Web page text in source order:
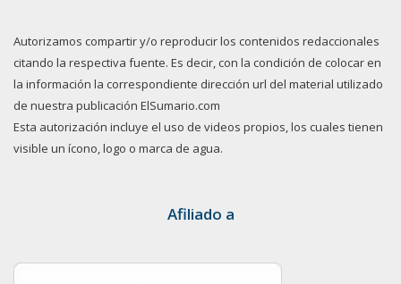
Autorizamos compartir y/o reproducir los contenidos redaccionales
citando la respectiva fuente. Es decir, con la condición de colocar en
la información la correspondiente dirección url del material utilizado
de nuestra publicación ElSumario.com
Esta autorización incluye el uso de videos propios, los cuales tienen
visible un ícono, logo o marca de agua.
Afiliado a